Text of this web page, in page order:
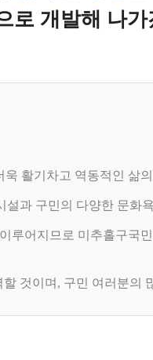
로 개발해 나
활기차고 역동적인 삶
과 구민의 다양한 문화
루어지므로 미추홀구국
것이며, 구민 여러분의